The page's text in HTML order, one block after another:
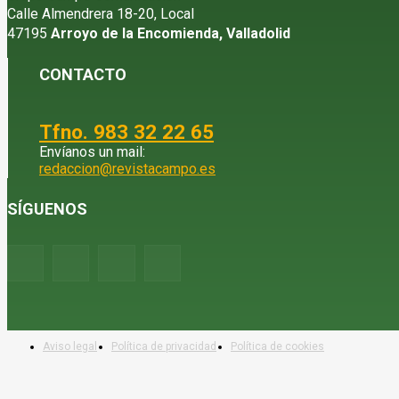
Calle Almendrera 18-20, Local
47195 Arroyo de la Encomienda, Valladolid
CONTACTO
Tfno. 983 32 22 65
Envíanos un mail:
redaccion@revistacampo.es
SÍGUENOS
Aviso legal Política de privacidad Política de cookies